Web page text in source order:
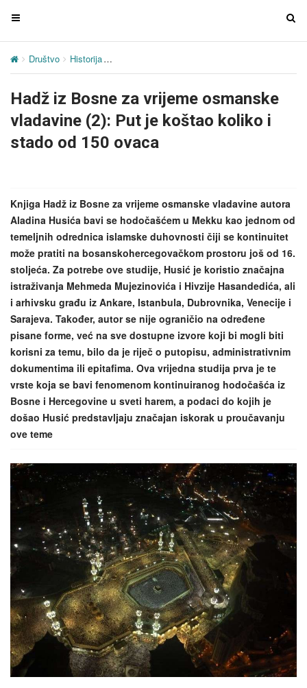
T
g
e
n
v
a
t
T
o
Društvo Historija
Hadž iz Bosne za vrijeme osmanske
vladavine (2): Put je koštao koliko i
stado od 150 ovaca
Knjiga Hadž iz Bosne za vrijeme osmanske vladavine autora
Aladina Husića bavi se hodočašćem u Mekku kao jednom od
temeljnih odrednica islamske duhovnosti čiji se kontinuitet
može pratiti na bosanskohercegovačkom prostoru još od 16.
stoljeća. Za potrebe ove studije, Husić je koristio značajna
istraživanja Mehmeda Mujezinovića i Hivzije Hasandedića, ali
i arhivsku građu iz Ankare, Istanbula, Dubrovnika, Venecije i
Sarajeva. Također, autor se nije ograničio na određene
pisane forme, već na sve dostupne izvore koji bi mogli biti
korisni za temu, bilo da je riječ o putopisu, administrativnim
dokumentima ili epitafima. Ova vrijedna studija prva je te
vrste koja se bavi fenomenom kontinuiranog hodočašća iz
Bosne i Hercegovine u sveti harem, a podaci do kojih je
došao Husić predstavljaju značajan iskorak u proučavanju
ove teme